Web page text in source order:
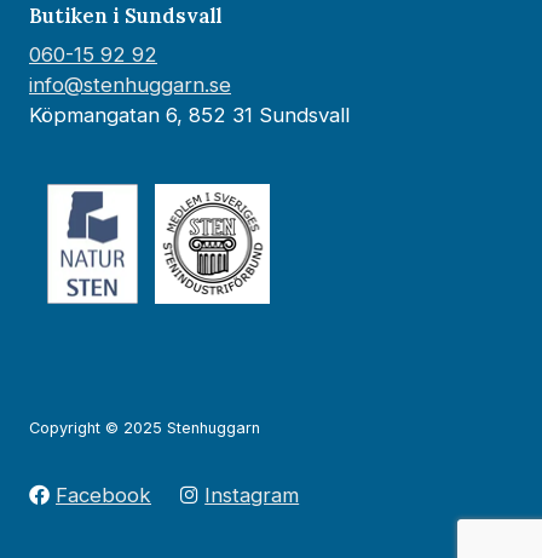
Butiken i Sundsvall
060-15 92 92
info@stenhuggarn.se
Köpmangatan 6, 852 31 Sundsvall
Copyright © 2025 Stenhuggarn
Facebook Instagram